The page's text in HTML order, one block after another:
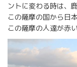
ントに変わる時は、
この薩摩の国から日
この薩摩の人達が赤